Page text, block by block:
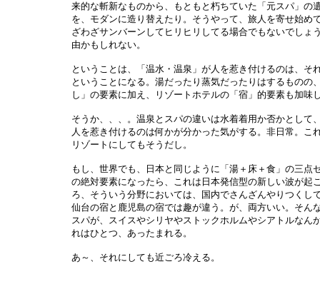
来的な斬新なものから、もともと朽ちていた「元スパ」の
を、モダンに造り替えたり。そうやって、旅人を寄せ始め
ざわざサンバーンしてヒリヒリしてる場合でもないでしょ
由かもしれない。
ということは、「温水・温泉」が人を惹き付けるのは、そ
ということになる。湯だったり蒸気だったりはするものの
し」の要素に加え、リゾートホテルの「宿」的要素も加味
そうか、、、。温泉とスパの違いは水着着用か否かとして
人を惹き付けるのは何かが分かった気がする。非日常。こ
リゾートにしてもそうだし。
もし、世界でも、日本と同じように「湯＋床＋食」の三点
の絶対要素になったら、これは日本発信型の新しい波が起
ろ、そういう分野においては、国内でさんざんやりつくし
仙台の宿と鹿児島の宿では趣が違う。が、両方いい。そん
スパが、スイスやシリヤやストックホルムやシアトルなん
れはひとつ、あったまれる。
あ～、それにしても近ごろ冷える。